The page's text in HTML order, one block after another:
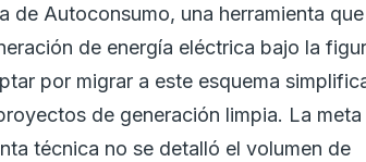
de Autoconsumo, una herramienta que
de energía eléctrica bajo la
por migrar a este esquema
de generación limpia. La meta
técnica no se detalló el volumen de